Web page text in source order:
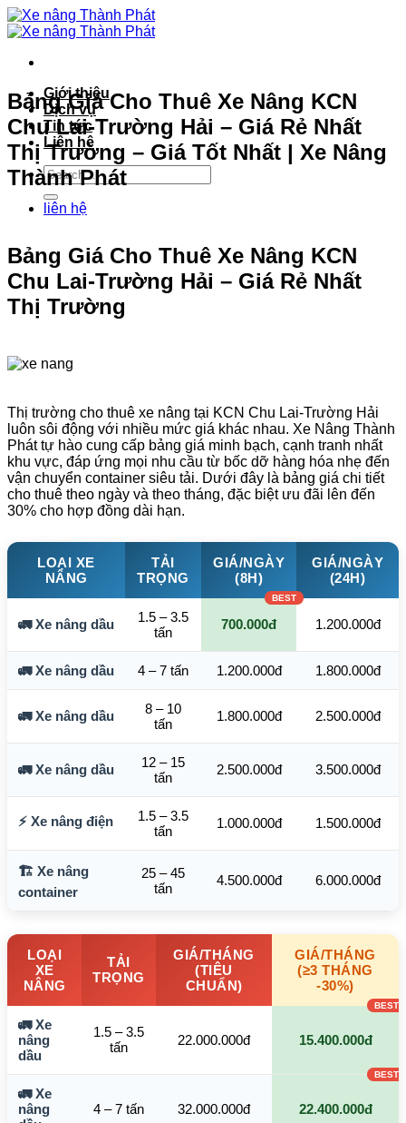
Bỏ
qua
dung
Giới thiệu
Dịch vụ
Tin tức
Liên hệ
liên hệ
Bảng Giá Cho Thuê Xe Nâng KCN
Chu Lai-Trường Hải – Giá Rẻ Nhất
Thị Trường – Giá Tốt Nhất | Xe Nâng
Thành Phát
Bảng Giá Cho Thuê Xe Nâng KCN
Chu Lai-Trường Hải – Giá Rẻ Nhất
Thị Trường
Thị trường cho thuê xe nâng tại KCN Chu Lai-Trường Hải
luôn sôi động với nhiều mức giá khác nhau. Xe Nâng Thành
Phát tự hào cung cấp bảng giá minh bạch, cạnh tranh nhất
khu vực, đáp ứng mọi nhu cầu từ bốc dỡ hàng hóa nhẹ đến
vận chuyển container siêu tải. Dưới đây là bảng giá chi tiết
cho thuê theo ngày và theo tháng, đặc biệt ưu đãi lên đến
30% cho hợp đồng dài hạn.
LOẠI XE
NÂNG
TẢI
TRỌNG
GIÁ/NGÀY
(8H)
GIÁ/NGÀY
(24H)
🚛 Xe nâng dầu
1.5 – 3.5
tấn
700.000đ 1.200.000đ
🚛 Xe nâng dầu 4 – 7 tấn 1.200.000đ 1.800.000đ
🚛 Xe nâng dầu
8 – 10
tấn
1.800.000đ 2.500.000đ
🚛 Xe nâng dầu
12 – 15
tấn
2.500.000đ 3.500.000đ
⚡ Xe nâng điện
1.5 – 3.5
tấn
1.000.000đ 1.500.000đ
🏗️ Xe nâng
container
25 – 45
tấn
4.500.000đ 6.000.000đ
LOẠI
XE
NÂNG
TẢI
TRỌNG
GIÁ/THÁNG
(TIÊU
CHUẨN)
GIÁ/THÁNG
(≥3 THÁNG
-30%)
🚛 Xe
nâng
dầu
1.5 – 3.5
tấn
22.000.000đ 15.400.000đ
🚛 Xe
nâng
4 – 7 tấn 32.000.000đ 22.400.000đ